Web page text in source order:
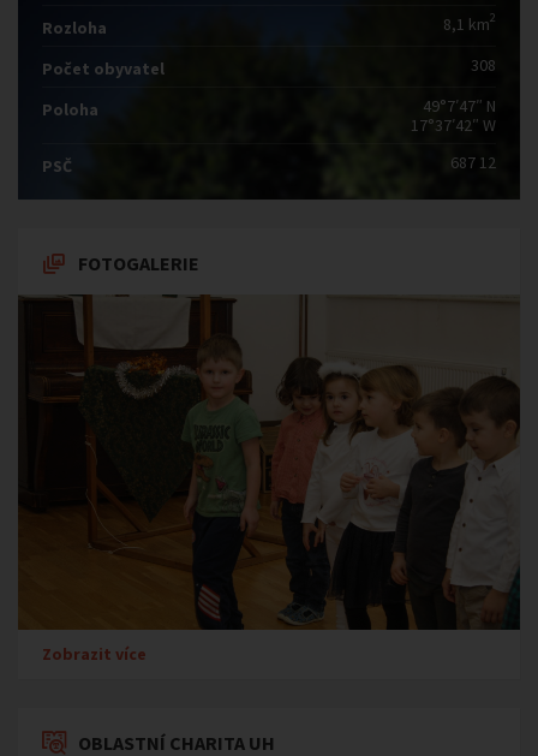
Rozloha 8,1 km2
Počet obyvatel 308
Poloha
49°7′47″ N
17°37′42″ W
PSČ
687 12
FOTOGALERIE
Zobrazit více
OBLASTNÍ CHARITA UH